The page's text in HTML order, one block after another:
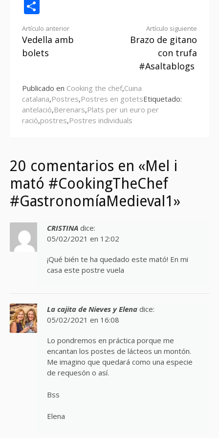
Seguir
leyendo
Artículo anterior
Vedella amb
bolets
Artículo siguiente
Brazo de gitano
con trufa
#Asaltablogs
Publicado en Cooking the chef,Cuina
catalana,Postres,Postres en gotetsEtiquetado:
antelació,Berenars,Plats per un euro per
ració,postres,Postres individuals
20 comentarios en «Mel i
mató #CookingTheChef
#GastronomíaMedieval1»
CRISTINA dice:
05/02/2021 en 12:02
¡Qué bién te ha quedado este mató! En mi
casa este postre vuela
La cajita de Nieves y Elena dice:
05/02/2021 en 16:08
Lo pondremos en práctica porque me
encantan los postes de lácteos un montón.
Me imagino que quedará como una especie
de requesón o así.
Bss
Elena